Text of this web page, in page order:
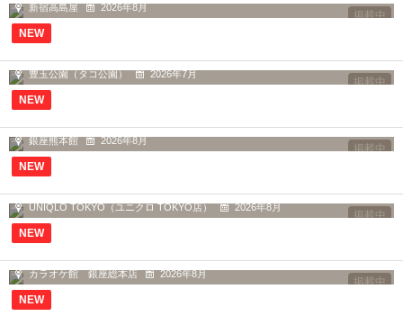
掲載中
新宿高島屋 2026年8月
NEW
掲載中
行きたかった公園についに行く事が出...
豊玉公園（タコ公園） 2026年7月
NEW
掲載中
お店の方が店頭に立ち 義援金の寄付...
銀座熊本館 2026年8月
NEW
掲載中
店舗が増えてますます便利になっています！
UNIQLO TOKYO（ユニクロ TOKYO店） 2026年8月
NEW
掲載中
入口の装飾、ソファーが豪華です！
カラオケ館 銀座総本店 2026年8月
NEW